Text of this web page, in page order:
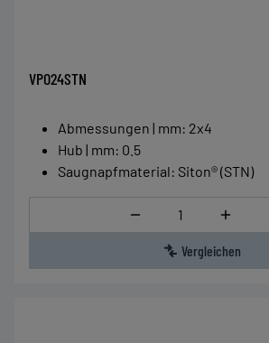
VPO24STN
Abmessungen | mm: 2x4
Hub | mm: 0.5
Saugnapfmaterial: Siton® (STN)
Menge
Vergleichen